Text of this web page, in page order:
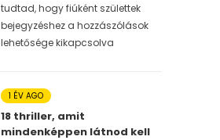
tudtad, hogy fiúként születtek
bejegyzéshez a hozzászólások
lehetősége kikapcsolva
1 ÉV AGO
18 thriller, amit
mindenképpen látnod kell